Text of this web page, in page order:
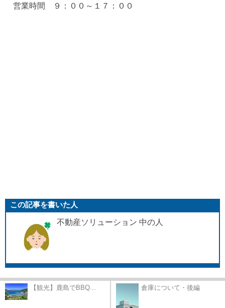
営業時間 ９：００～１７：００
この記事を書いた人
不動産ソリューション 中の人
【観光】鹿島でBBQ... 倉庫について・後編